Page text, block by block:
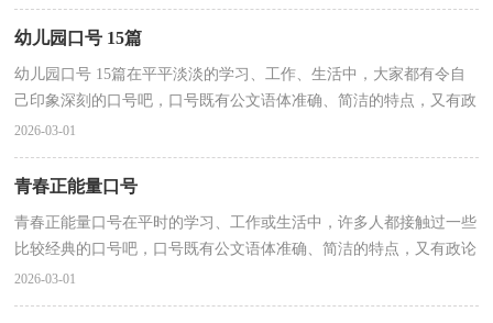
幼儿园口号 15篇
幼儿园口号 15篇在平平淡淡的学习、工作、生活中，大家都有令自
己印象深刻的口号吧，口号既有公文语体准确、简洁的特点，又有政
论语体严谨性、鼓动性的特点。那么什么样的口号才...
2026-03-01
青春正能量口号
青春正能量口号在平时的学习、工作或生活中，许多人都接触过一些
比较经典的口号吧，口号既有公文语体准确、简洁的特点，又有政论
语体严谨性、鼓动性的特点。你知道什么样的口号才...
2026-03-01